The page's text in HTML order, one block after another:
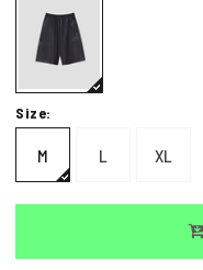
Size:
M L XL